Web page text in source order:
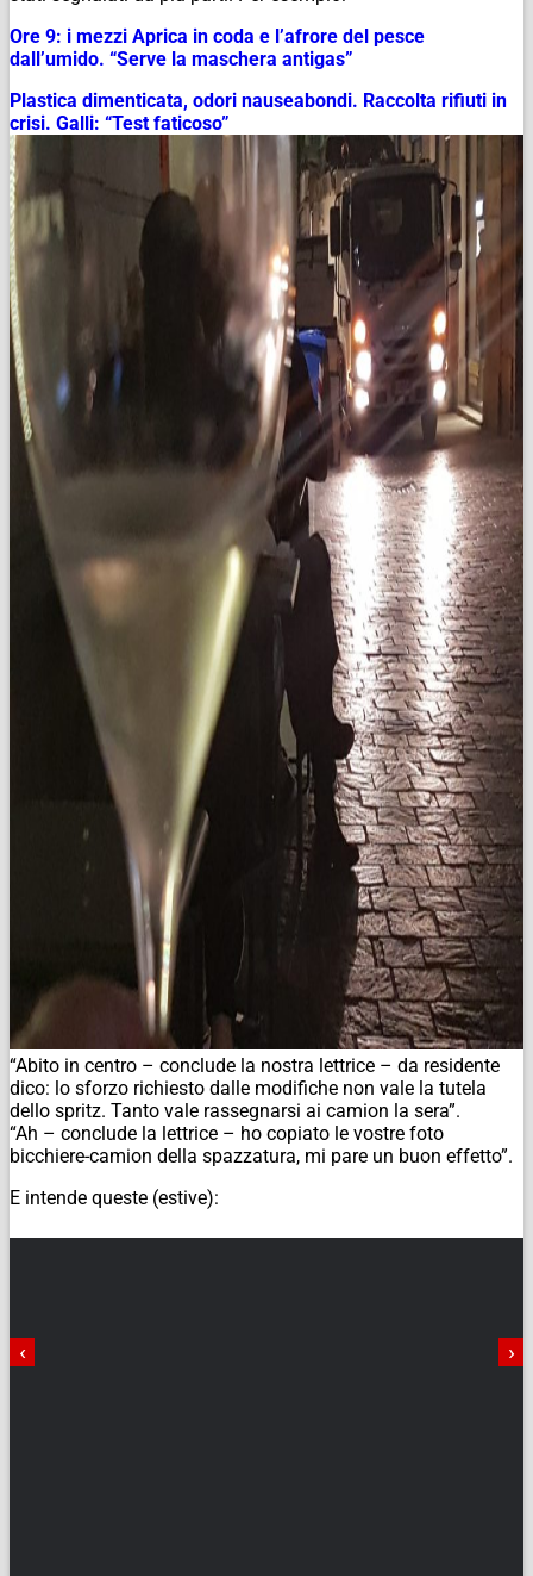
Ore 9: i mezzi Aprica in coda e l’afrore del pesce
dall’umido. “Serve la maschera antigas”
Plastica dimenticata, odori nauseabondi. Raccolta rifiuti in
crisi. Galli: “Test faticoso”
“Abito in centro – conclude la nostra lettrice – da residente
dico: lo sforzo richiesto dalle modifiche non vale la tutela
dello spritz. Tanto vale rassegnarsi ai camion la sera”.
“Ah – conclude la lettrice – ho copiato le vostre foto
bicchiere-camion della spazzatura, mi pare un buon effetto”.
E intende queste (estive):
‹ ›